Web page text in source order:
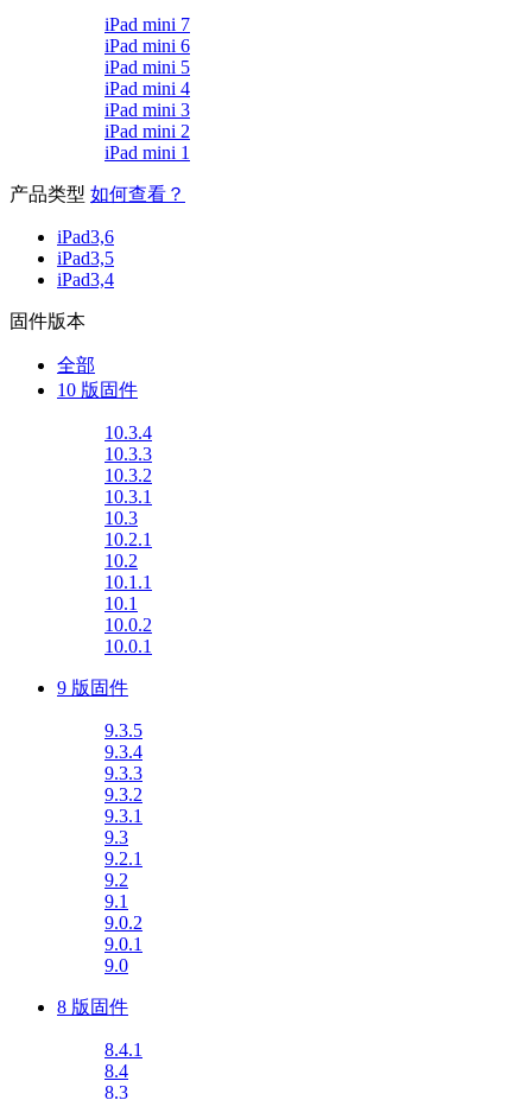
iPad mini 7
iPad mini 6
iPad mini 5
iPad mini 4
iPad mini 3
iPad mini 2
iPad mini 1
产品类型 如何查看？
iPad3,6
iPad3,5
iPad3,4
固件版本
全部
10 版固件
10.3.4
10.3.3
10.3.2
10.3.1
10.3
10.2.1
10.2
10.1.1
10.1
10.0.2
10.0.1
9 版固件
9.3.5
9.3.4
9.3.3
9.3.2
9.3.1
9.3
9.2.1
9.2
9.1
9.0.2
9.0.1
9.0
8 版固件
8.4.1
8.4
8.3